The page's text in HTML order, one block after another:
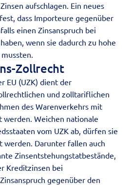
aufschlagen. Ein neues
dass Importeure gegenüber
einen Zinsanspruch bei
wenn sie dadurch zu hohe
Zollrecht
EU (UZK) dient der
und zolltariflichen
des Warenverkehrs mit
Weichen nationale
vom UZK ab, dürfen sie
werden. Darunter fallen auch
Zinsentstehungstatbestände,
Kreditzinsen bei
gegenüber den